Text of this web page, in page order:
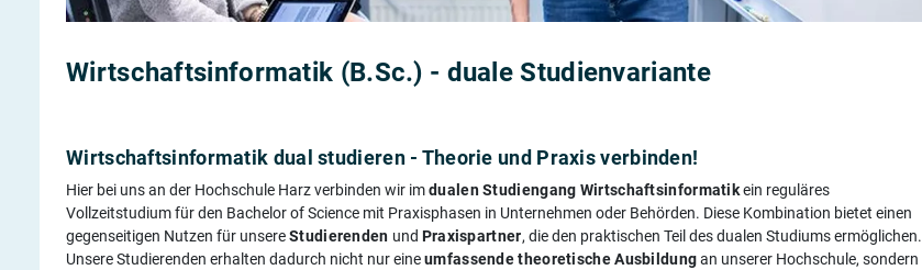
Wirtschaftsinformatik (B.Sc.) - duale Studienvariante
Wirtschaftsinformatik dual studieren - Theorie und Praxis verbinden!
Hier bei uns an der Hochschule Harz verbinden wir imdualen Studiengang Wirtschaftsinformatikein reguläres
Vollzeitstudium für den Bachelor of Science mit Praxisphasen in Unternehmen oder Behörden. Diese Kombination bietet einen
gegenseitigen Nutzen für unsereStudierenden und Praxispartner, die den praktischen Teil des dualen Studiums ermöglichen.
Unsere Studierenden erhalten dadurch nicht nur eineumfassende theoretische Ausbildungan unserer Hochschule, sondern